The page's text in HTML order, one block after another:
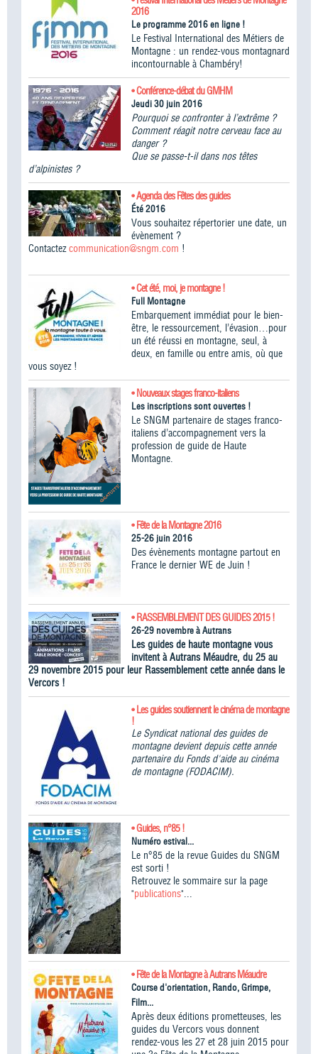
2016
Le programme 2016 en ligne !
Le Festival International des Métiers de
Montagne : un rendez-vous montagnard
incontournable à Chambéry!
• Conférence-débat du GMHM
Jeudi 30 juin 2016
Pourquoi se confronter à l’extrême ?
Comment réagit notre cerveau face au
danger ?
Que se passe-t-il dans nos têtes
d’alpinistes ?
• Agenda des Fêtes des guides
Été 2016
Vous souhaitez répertorier une date, un
évènement ?
Contactezcommunication@sngm.com !
• Cet été, moi, je montagne !
Full Montagne
Embarquement immédiat pour le bien-
être, le ressourcement, l’évasion…pour
un été réussi en montagne, seul, à
deux, en famille ou entre amis, où que
vous soyez !
• Nouveaux stages franco-italiens
Les inscriptions sont ouvertes !
Le SNGM partenaire de stages franco-
italiens d’accompagnement vers la
profession de guide de Haute
Montagne.
• Fête de la Montagne 2016
25-26 juin 2016
Des évènements montagne partout en
France le dernier WE de Juin !
• RASSEMBLEMENT DES GUIDES 2015 !
26-29 novembre à Autrans
Les guides de haute montagne vous
invitent à Autrans Méaudre, du 25 au
29 novembre 2015 pour leur Rassemblement cette année dans le
Vercors !
• Les guides soutiennent le cinéma de montagne
!
Le Syndicat national des guides de
montagne devient depuis cette année
partenaire du Fonds d'aide au cinéma
de montagne (FODACIM).
• Guides, n°85 !
Numéro estival...
Le n°85 de la revue Guides du SNGM
est sorti !
Retrouvez le sommaire sur la page
"publications"...
• Fête de la Montagne à Autrans Méaudre
Course d'orientation, Rando, Grimpe,
Film...
Après deux éditions prometteuses, les
guides du Vercors vous donnent
rendez-vous les 27 et 28 juin 2015 pour